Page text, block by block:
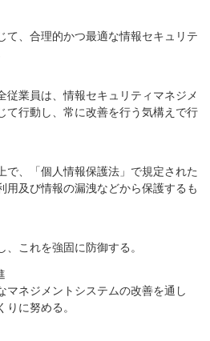
て、合理的かつ最適な情報セキュリテ
従業員は、情報セキュリティマネジメ
て行動し、常に改善を行う気構えで行
で、「個人情報保護法」で規定された
用及び情報の漏洩などから保護するも
これを強固に防御する。
マネジメントシステムの改善を通し
に努める。